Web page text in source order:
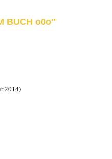
BUCH o0o'''
2014)